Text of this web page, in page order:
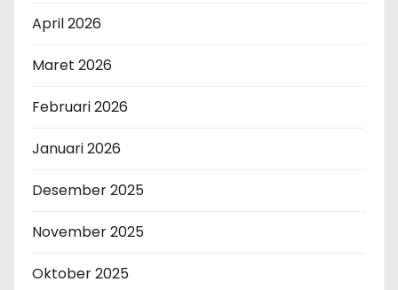
April 2026
Maret 2026
Februari 2026
Januari 2026
Desember 2025
November 2025
Oktober 2025